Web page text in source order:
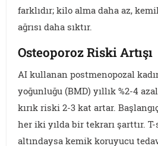
farklıdır; kilo alma daha az,
ağrısı daha sıktır.
Osteoporoz Riski Artışı
AI kullanan postmenopozal
yoğunluğu (BMD) yıllık %2-4
kırık riski 2-3 kat artar.
her iki yılda bir tekrarı şarttır. T-
altındaysa kemik koruyucu